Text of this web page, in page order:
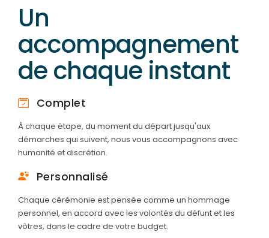
Un
accompagnement
de chaque instant
Complet
À chaque étape, du moment du départ jusqu'aux
démarches qui suivent, nous vous accompagnons avec
humanité et discrétion.
Personnalisé
Chaque cérémonie est pensée comme un hommage
personnel, en accord avec les volontés du défunt et les
vôtres, dans le cadre de votre budget.